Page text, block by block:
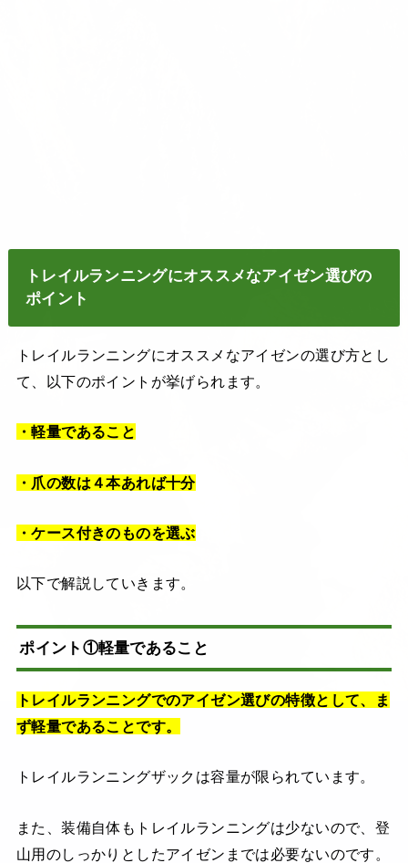
トレイルランニングにオススメなアイゼン選びの
ポイント
トレイルランニングにオススメなアイゼンの選び方とし
て、以下のポイントが挙げられます。
・軽量であること
・爪の数は４本あれば十分
・ケース付きのものを選ぶ
以下で解説していきます。
ポイント①軽量であること
トレイルランニングでのアイゼン選びの特徴として、ま
ず軽量であることです。
トレイルランニングザックは容量が限られています。
また、装備自体もトレイルランニングは少ないので、登
山用のしっかりとしたアイゼンまでは必要ないのです。